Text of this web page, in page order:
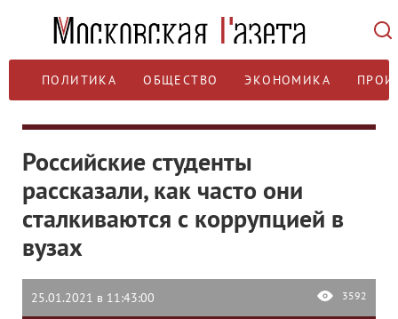
ПОЛИТИКА ОБЩЕСТВО ЭКОНОМИКА
Российские студенты
рассказали, как часто они
сталкиваются с коррупцией в
вузах
25.01.2021 в 11:43:00 3592